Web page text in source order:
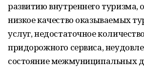
развитию внутреннего туризма,
низкое качество оказываемых
услуг, недостаточное
придорожного сервиса,
состояние межмуниципальных